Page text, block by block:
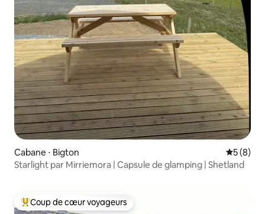
Cabane ⋅ Bigton
5 (8)
Starlight par Mirriemora | Capsule de glamping | Shetland
Coups de cœur voyageurs les plus appréciés
Coup de cœur voyageurs